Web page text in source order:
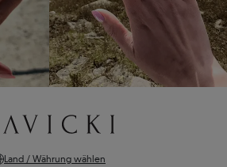
Land / Währung wählen